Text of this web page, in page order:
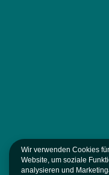
Wir verwenden Cookies
Website, um soziale
analysieren und